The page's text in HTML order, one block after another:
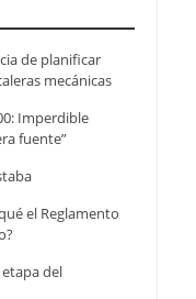
de planificar
mecánicas
Imperdible
fuente”
el Reglamento
del